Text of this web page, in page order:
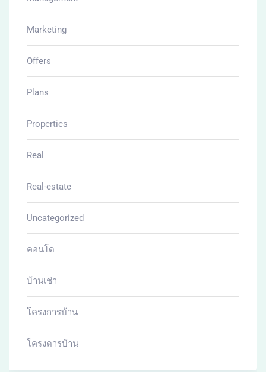
Marketing
Offers
Plans
Properties
Real
Real-estate
Uncategorized
คอนโด
บ้านเช่า
โครงการบ้าน
โครงดารบ้าน